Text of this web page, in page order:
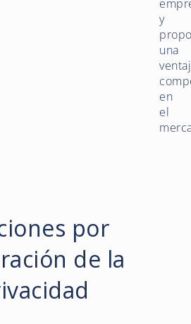
y
una
en
el
por
de la